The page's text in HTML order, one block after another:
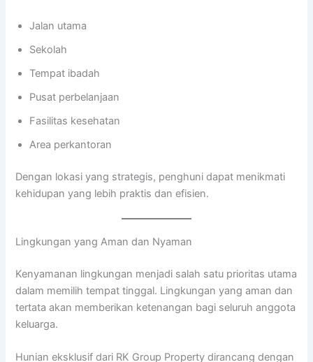
Jalan utama
Sekolah
Tempat ibadah
Pusat perbelanjaan
Fasilitas kesehatan
Area perkantoran
Dengan lokasi yang strategis, penghuni dapat menikmati
kehidupan yang lebih praktis dan efisien.
Lingkungan yang Aman dan Nyaman
Kenyamanan lingkungan menjadi salah satu prioritas utama
dalam memilih tempat tinggal. Lingkungan yang aman dan
tertata akan memberikan ketenangan bagi seluruh anggota
keluarga.
Hunian eksklusif dari RK Group Property dirancang dengan